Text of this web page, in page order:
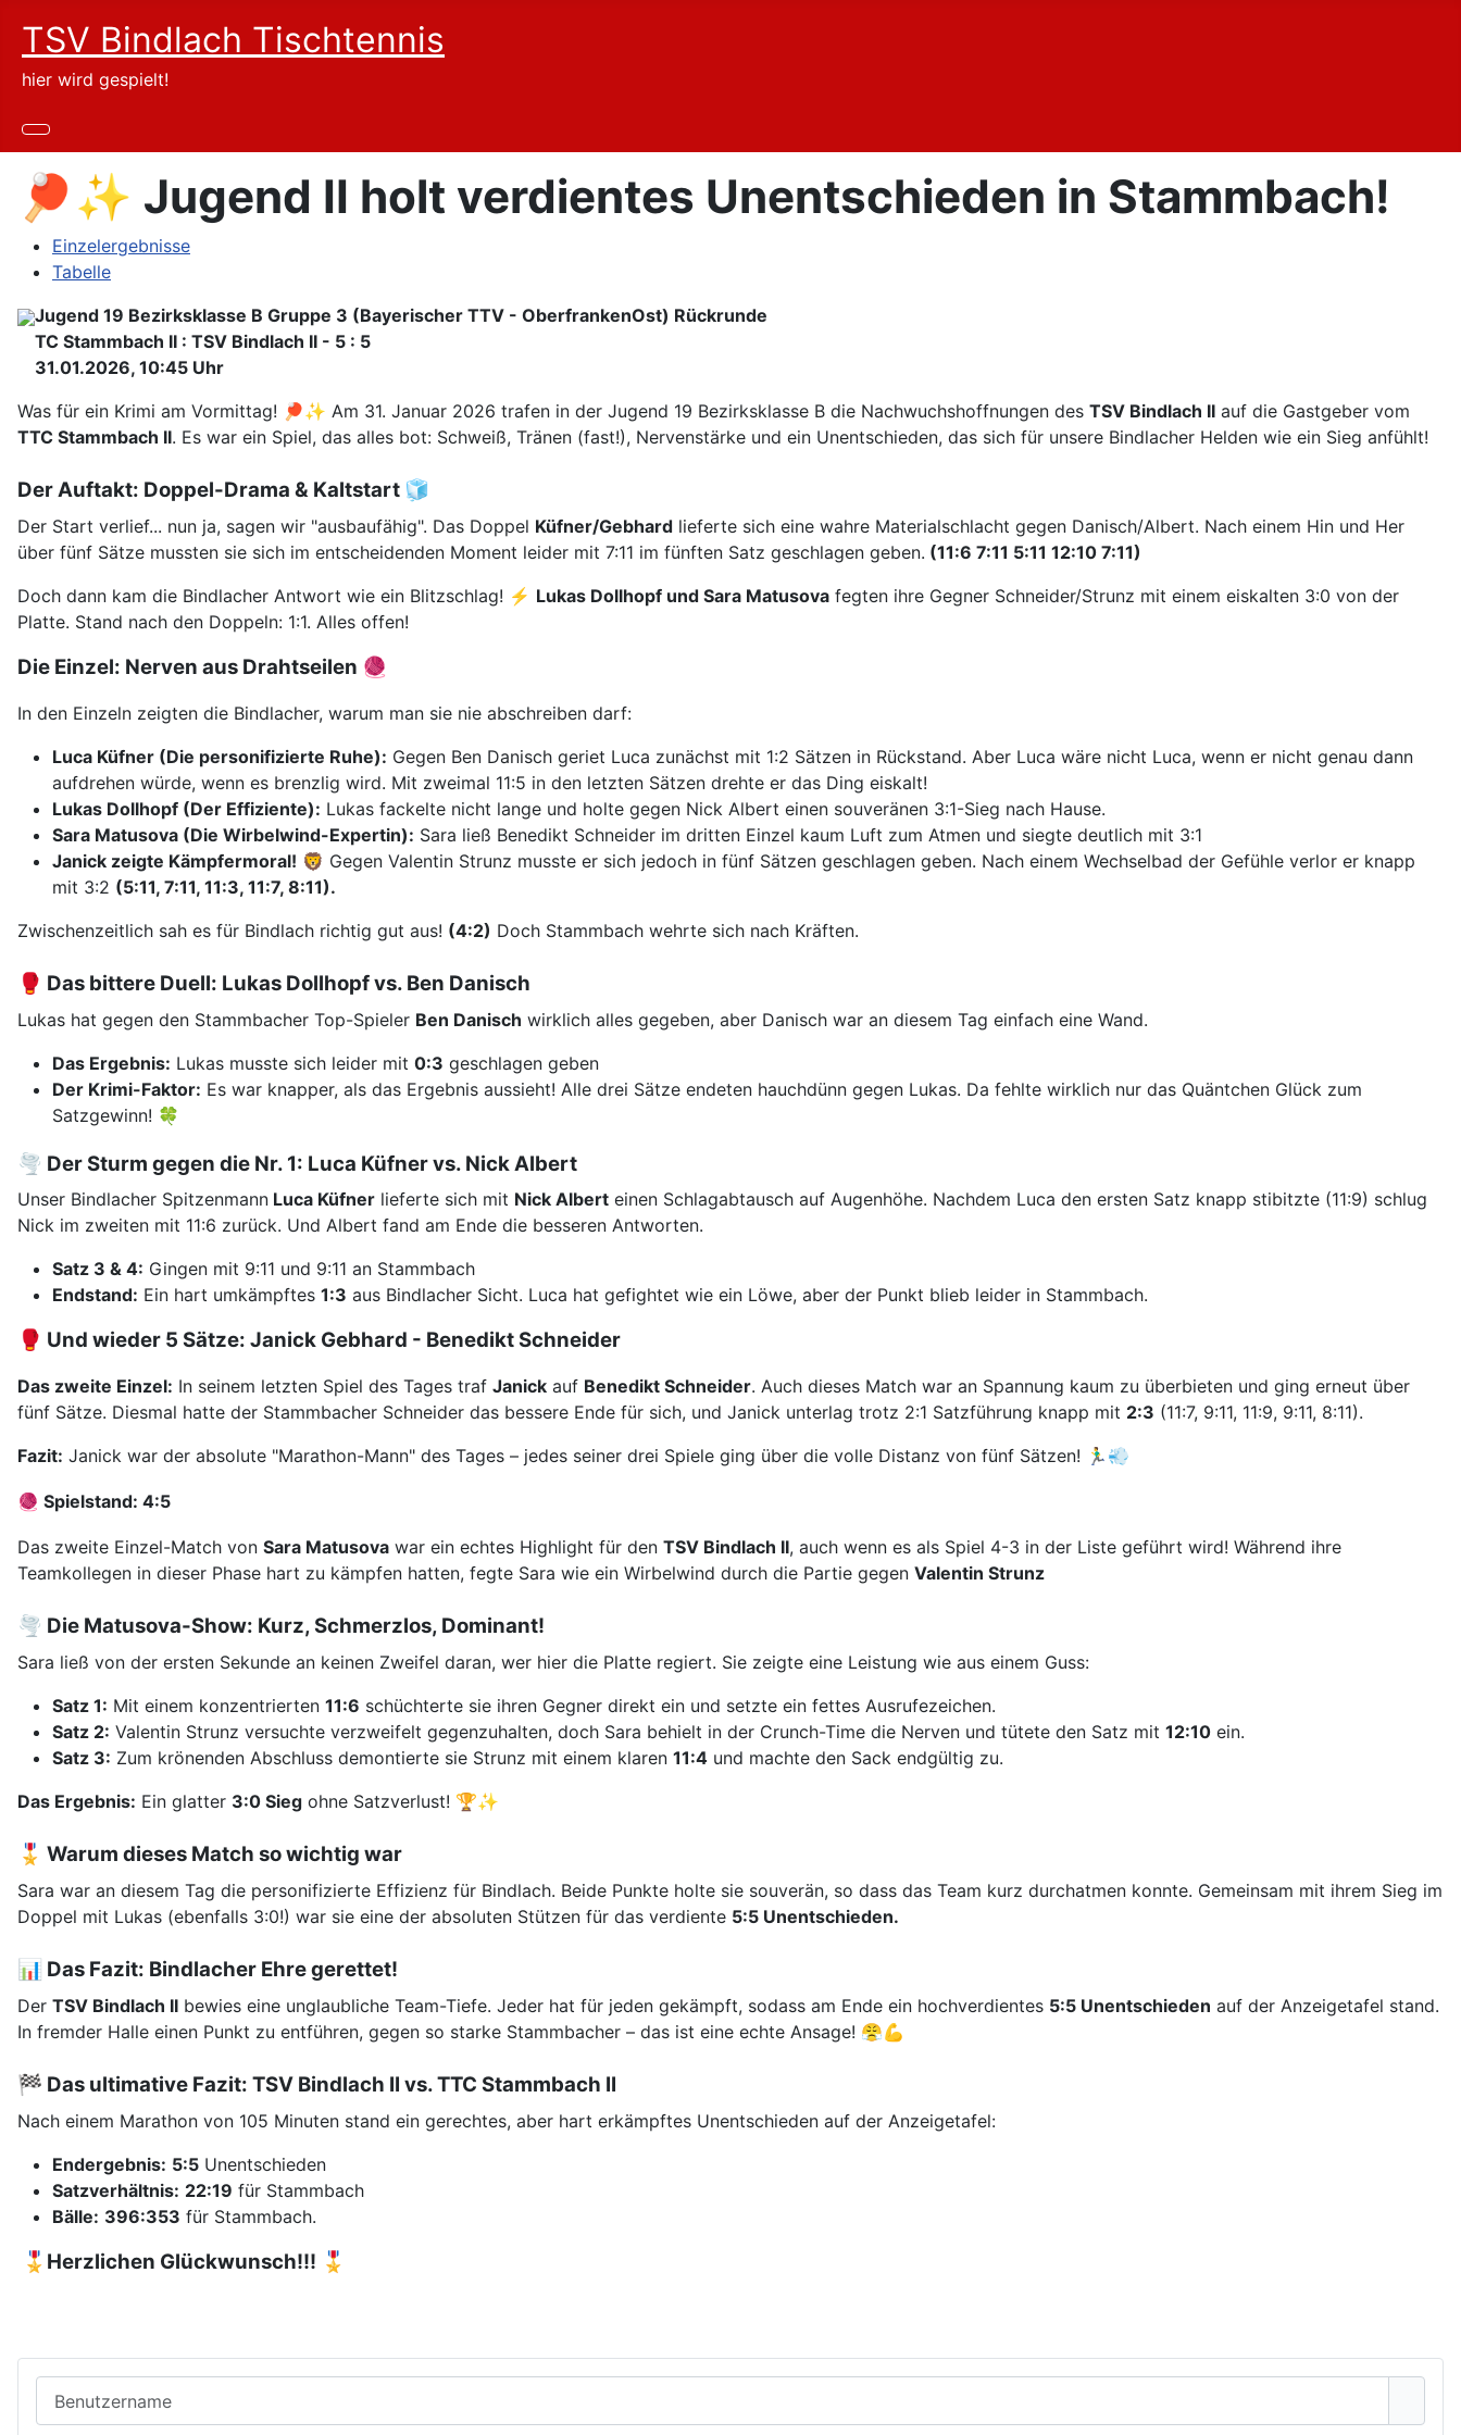
TSV Bindlach Tischtennis
hier wird gespielt!
🏓✨ Jugend II holt verdientes Unentschieden in Stammbach!
Einzelergebnisse
Tabelle
Jugend 19 Bezirksklasse B Gruppe 3 (Bayerischer TTV - OberfrankenOst) Rückrunde
TC Stammbach II : TSV Bindlach II - 5 : 5
31.01.2026, 10:45 Uhr
Was für ein Krimi am Vormittag! 🏓✨ Am 31. Januar 2026 trafen in der Jugend 19 Bezirksklasse B die Nachwuchshoffnungen des TSV Bindlach II auf die Gastgeber vom
TTC Stammbach II. Es war ein Spiel, das alles bot: Schweiß, Tränen (fast!), Nervenstärke und ein Unentschieden, das sich für unsere Bindlacher Helden wie ein Sieg anfühlt!
Der Auftakt: Doppel-Drama & Kaltstart 🧊
Der Start verlief... nun ja, sagen wir "ausbaufähig". Das Doppel Küfner/Gebhard lieferte sich eine wahre Materialschlacht gegen Danisch/Albert. Nach einem Hin und Her
über fünf Sätze mussten sie sich im entscheidenden Moment leider mit 7:11 im fünften Satz geschlagen geben. (11:6 7:11 5:11 12:10 7:11)
Doch dann kam die Bindlacher Antwort wie ein Blitzschlag! ⚡ Lukas Dollhopf und Sara Matusova fegten ihre Gegner Schneider/Strunz mit einem eiskalten 3:0 von der
Platte. Stand nach den Doppeln: 1:1. Alles offen!
Die Einzel: Nerven aus Drahtseilen 🧶
In den Einzeln zeigten die Bindlacher, warum man sie nie abschreiben darf:
Luca Küfner (Die personifizierte Ruhe): Gegen Ben Danisch geriet Luca zunächst mit 1:2 Sätzen in Rückstand. Aber Luca wäre nicht Luca, wenn er nicht genau dann
aufdrehen würde, wenn es brenzlig wird. Mit zweimal 11:5 in den letzten Sätzen drehte er das Ding eiskalt!
Lukas Dollhopf (Der Effiziente): Lukas fackelte nicht lange und holte gegen Nick Albert einen souveränen 3:1-Sieg nach Hause.
Sara Matusova (Die Wirbelwind-Expertin): Sara ließ Benedikt Schneider im dritten Einzel kaum Luft zum Atmen und siegte deutlich mit 3:1
Janick zeigte Kämpfermoral! 🦁 Gegen Valentin Strunz musste er sich jedoch in fünf Sätzen geschlagen geben. Nach einem Wechselbad der Gefühle verlor er knapp
mit 3:2 (5:11, 7:11, 11:3, 11:7, 8:11).
Zwischenzeitlich sah es für Bindlach richtig gut aus! (4:2) Doch Stammbach wehrte sich nach Kräften.
🥊 Das bittere Duell: Lukas Dollhopf vs. Ben Danisch
Lukas hat gegen den Stammbacher Top-Spieler Ben Danisch wirklich alles gegeben, aber Danisch war an diesem Tag einfach eine Wand.
Das Ergebnis: Lukas musste sich leider mit 0:3 geschlagen geben
Der Krimi-Faktor: Es war knapper, als das Ergebnis aussieht! Alle drei Sätze endeten hauchdünn gegen Lukas. Da fehlte wirklich nur das Quäntchen Glück zum
Satzgewinn! 🍀
🌪️ Der Sturm gegen die Nr. 1: Luca Küfner vs. Nick Albert
Unser Bindlacher Spitzenmann Luca Küfner lieferte sich mit Nick Albert einen Schlagabtausch auf Augenhöhe. Nachdem Luca den ersten Satz knapp stibitzte (11:9) schlug
Nick im zweiten mit 11:6 zurück. Und Albert fand am Ende die besseren Antworten.
Satz 3 & 4: Gingen mit 9:11 und 9:11 an Stammbach
Endstand: Ein hart umkämpftes 1:3 aus Bindlacher Sicht. Luca hat gefightet wie ein Löwe, aber der Punkt blieb leider in Stammbach.
🥊 Und wieder 5 Sätze: Janick Gebhard - Benedikt Schneider
Das zweite Einzel: In seinem letzten Spiel des Tages traf Janick auf Benedikt Schneider. Auch dieses Match war an Spannung kaum zu überbieten und ging erneut über
fünf Sätze. Diesmal hatte der Stammbacher Schneider das bessere Ende für sich, und Janick unterlag trotz 2:1 Satzführung knapp mit 2:3 (11:7, 9:11, 11:9, 9:11, 8:11).
Fazit: Janick war der absolute "Marathon-Mann" des Tages – jedes seiner drei Spiele ging über die volle Distanz von fünf Sätzen! 🏃‍♂️💨
🧶 Spielstand: 4:5
Das zweite Einzel-Match von Sara Matusova war ein echtes Highlight für den TSV Bindlach II, auch wenn es als Spiel 4-3 in der Liste geführt wird! Während ihre
Teamkollegen in dieser Phase hart zu kämpfen hatten, fegte Sara wie ein Wirbelwind durch die Partie gegen Valentin Strunz
🌪️ Die Matusova-Show: Kurz, Schmerzlos, Dominant!
Sara ließ von der ersten Sekunde an keinen Zweifel daran, wer hier die Platte regiert. Sie zeigte eine Leistung wie aus einem Guss:
Satz 1: Mit einem konzentrierten 11:6 schüchterte sie ihren Gegner direkt ein und setzte ein fettes Ausrufezeichen.
Satz 2: Valentin Strunz versuchte verzweifelt gegenzuhalten, doch Sara behielt in der Crunch-Time die Nerven und tütete den Satz mit 12:10 ein.
Satz 3: Zum krönenden Abschluss demontierte sie Strunz mit einem klaren 11:4 und machte den Sack endgültig zu.
Das Ergebnis: Ein glatter 3:0 Sieg ohne Satzverlust! 🏆✨
🎖️ Warum dieses Match so wichtig war
Sara war an diesem Tag die personifizierte Effizienz für Bindlach. Beide Punkte holte sie souverän, so dass das Team kurz durchatmen konnte. Gemeinsam mit ihrem Sieg im
Doppel mit Lukas (ebenfalls 3:0!) war sie eine der absoluten Stützen für das verdiente 5:5 Unentschieden.
📊 Das Fazit: Bindlacher Ehre gerettet!
Der TSV Bindlach II bewies eine unglaubliche Team-Tiefe. Jeder hat für jeden gekämpft, sodass am Ende ein hochverdientes 5:5 Unentschieden auf der Anzeigetafel stand.
In fremder Halle einen Punkt zu entführen, gegen so starke Stammbacher – das ist eine echte Ansage! 😤💪
🏁 Das ultimative Fazit: TSV Bindlach II vs. TTC Stammbach II
Nach einem Marathon von 105 Minuten stand ein gerechtes, aber hart erkämpftes Unentschieden auf der Anzeigetafel:
Endergebnis: 5:5 Unentschieden
Satzverhältnis: 22:19 für Stammbach
Bälle: 396:353 für Stammbach.
🎖️ Herzlichen Glückwunsch!!! 🎖️